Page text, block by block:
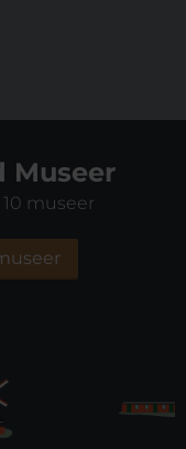
Museer
museer